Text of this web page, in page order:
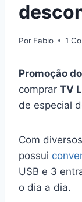
Por Fabio 1
Promoção
comprar TV
de especial
Com
possui
USB e 3
o dia a dia.